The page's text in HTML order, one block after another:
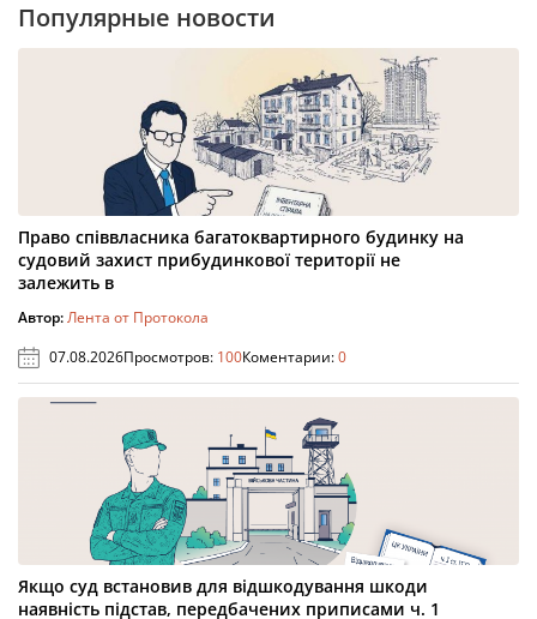
Популярные новости
Право співвласника багатоквартирного будинку на
судовий захист прибудинкової території не
залежить в
Автор:Лента от Протокола
07.08.2026Просмотров: 100Коментарии:0
Якщо суд встановив для відшкодування шкоди
наявність підстав, передбачених приписами ч. 1